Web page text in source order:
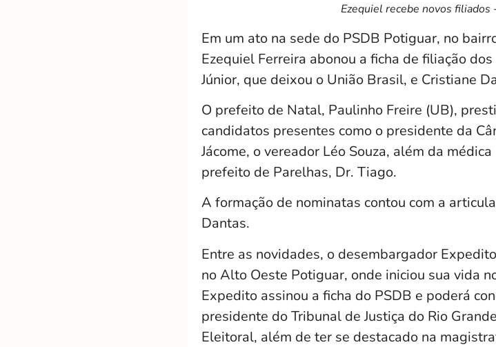
Ezequiel recebe novos filiados
Em um ato na sede do PSDB Potiguar, no
Ezequiel Ferreira abonou a ficha de filiação
Júnior, que deixou o União Brasil, e Cristiane
O prefeito de Natal, Paulinho Freire (UB),
candidatos presentes como o presidente da
Jácome, o vereador Léo Souza, além da
prefeito de Parelhas, Dr. Tiago.
A formação de nominatas contou com a
Dantas.
Entre as novidades, o desembargador
no Alto Oeste Potiguar, onde iniciou sua vida
Expedito assinou a ficha do PSDB e poderá
presidente do Tribunal de Justiça do Rio
Eleitoral, além de ter se destacado na